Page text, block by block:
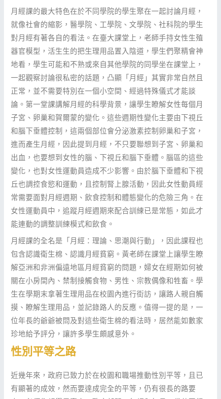
月經課的最大特色在於不同學院的學生聚在一起討論月經，
就像社會的縮影，醫學院、工學院、文學院、社科院的學生
對月經有著各自的看法。在臺大課堂上，老師手持女性生殖
器官模型，活生生的把生理用品置入陰道，學生們聚精會神
地看，學生可能和不熟或來自其他學院的同學坐在課堂上，
一起觀察討論很私密的話題，凸顯「月經」其實非常自然且
正常，並不需要特別在一個小空間、經過特殊儀式才能談
論。第一堂課講解月經的科學背景，讓學生瞭解女性每個月
子宮、卵巢和賀爾蒙的變化。這些週期性變化主要由下視丘
和腦下垂體控制，這兩個部位會分泌激素控制卵巢和子宮，
進而產生月經，因此提到月經，不只要聯想到子宮、卵巢和
出血，也要想到女性的腦、下視丘和腦下垂體。腦區的這些
變化，也對女性運動員造成不少影響。由於腦下垂體和下視
丘也調控食慾和運動，且控制腎上腺活動，因此女性動員經
常需要面對月經週期、飲食控制和體態變化的危險三角。在
女性運動員中，追蹤月經週期來配合訓練已是常態，如此才
能連動的調整訓練模式和飲食。
月經課的全名是「月經：理論、思潮與行動」，因此課程也
包含認識衛生棉、認識月經貧窮。黃老師在課堂上讓學生瞭
解亞洲和非洲偏遠地區月經貧窮的問題，婦女在經期如何被
關在小房間內、禁制接觸食物、男性、宗教偶像和牲畜。學
生在學期末拿著生理用品在校園內進行街訪，讓路人親自觸
摸、瞭解生理用品，並記錄路人的反應。值得一提的是，一
位年長的爺爺被問及對這些衛生棉的看法時，居然能如數家
珍地給予評分，讓許多學生頗感意外。
性別平等之路
近幾年來，政府已致力於在校園和職場推動性別平等，且已
有顯著的成效，然而要達成完全的平等，仍有很長的路要